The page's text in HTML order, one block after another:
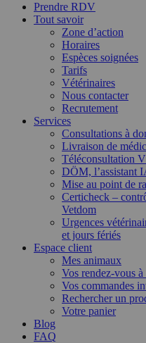
Prendre RDV
Tout savoir
Zone d’action
Horaires
Espèces soignées
Tarifs
Vétérinaires
Nous contacter
Recrutement
Services
Consultations à
Livraison de
Téléconsultation
DÖM, l’assistant
Mise au point de
Certicheck –
Vetdom
Urgences
et jours fériés
Espace client
Mes animaux
Vos rendez-vous
Vos commandes
Rechercher un
Votre panier
Blog
FAQ